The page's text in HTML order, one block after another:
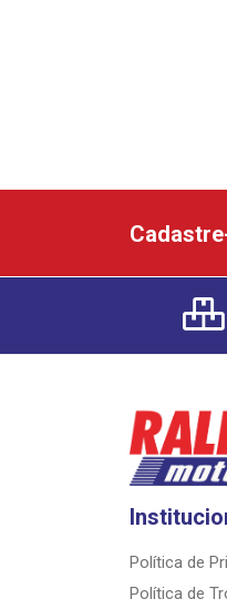
Política de
Política de